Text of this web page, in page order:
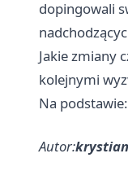
dopingowali
Jakie zmiany
kolejnymi
Na
Autor:krystian